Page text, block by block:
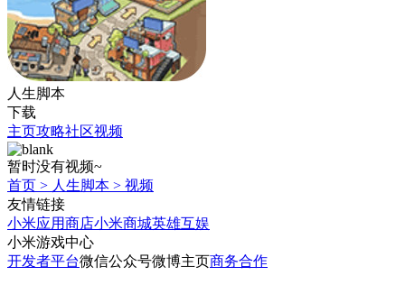
人生脚本
下载
主页攻略社区视频
暂时没有视频~
首页 > 人生脚本 > 视频
友情链接
小米应用商店小米商城英雄互娱
小米游戏中心
开发者平台微信公众号微博主页商务合作